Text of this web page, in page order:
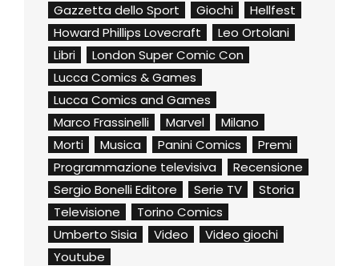
Gazzetta dello Sport
Giochi
Hellfest
Howard Phillips Lovecraft
Leo Ortolani
Libri
London Super Comic Con
Lucca Comics & Games
Lucca Comics and Games
Marco Frassinelli
Marvel
Milano
Morti
Musica Panini Comics
Premi
Programmazione televisiva
Recensione
Sergio Bonelli Editore
Serie TV
Storia
Televisione
Torino Comics
Umberto Sisia
Video
Video giochi
Youtube